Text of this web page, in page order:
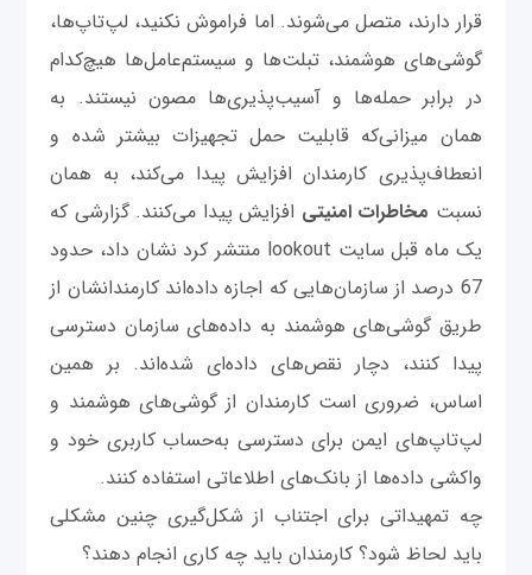
قرار دارند، متصل می‌شوند. اما فراموش نکنید، لپ‌تاپ‌ها،
گوشی‌های هوشمند، تبلت‌ها و سیستم‌عامل‌ها هیچ‌کدام
در برابر حمله‌ها و آسیب‌پذیری‌ها مصون نیستند. به
همان میزانی‌که قابلیت حمل تجهیزات بیشتر شده و
انعطاف‌پذیری کارمندان افزایش پیدا می‌کند، به همان
نسبت مخاطرات امنیتی افزایش پیدا می‌کنند. گزارشی که
یک ماه قبل سایت lookout منتشر کرد نشان داد، حدود
67 درصد از سازمان‌هایی که اجازه داده‌اند کارمندانشان از
طریق گوشی‌های هوشمند به داده‌های سازمان دسترسی
پیدا کنند، دچار نقص‌های داده‌ای شده‌اند. بر همین
اساس، ضروری است کارمندان از گوشی‌های هوشمند و
لپ‌تاپ‌های ایمن برای دسترسی به‌حساب کاربری خود و
واکشی داده‌ها از بانک‌های اطلاعاتی استفاده کنند.
چه تمهیداتی برای اجتناب از شکل‌گیری چنین مشکلی
باید لحاظ شود؟ کارمندان باید چه کاری انجام دهند؟